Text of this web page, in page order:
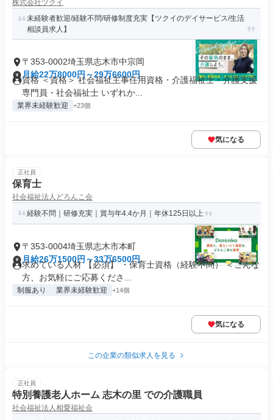
株式会社ツクイ
未経験者歓迎/経験不問/研修制度充実【ツクイのデイサービス/生活
相談員求人】
〒353-0002埼玉県志木市中宗岡
月給22万8000円～29万6600円
資格 ＜資格＞ 社会福祉主事任用資格・介護福祉士・介護支援
専門員・社会福祉士 いずれか...
業界未経験歓迎 +23個
気になる
正社員
保育士
社会福祉法人どろんこ会
経験不問｜研修充実｜賞与年4.4か月｜年休125日以上
〒353-0004埼玉県志木市本町
月給26万1500円～33万6500円
求めている人材 【必須】 ・保育士資格（経験不問） ＜こんな
方、お気軽にご応募くださ...
制服あり 業界未経験歓迎 +14個
気になる
この企業の類似求人を見る
正社員
特別養護老人ホーム 志木の里 での介護職員
社会福祉法人相愛福祉会